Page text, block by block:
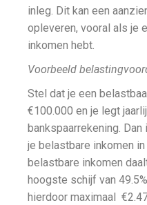
inleg. Dit kan een
opleveren, vooral als je
inkomen hebt.
Voorbeeld
Stel dat je een
€100.000 en je legt
bankspaarrekening.
je belastbare inkomen
belastbare inkomen
hoogste schijf van
hierdoor maximaal